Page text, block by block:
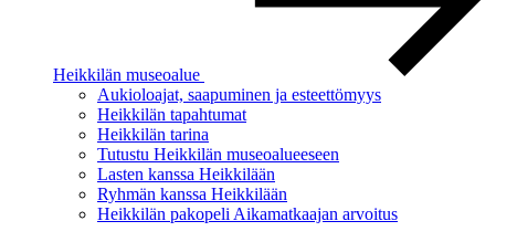
Heikkilän museoalue
Aukioloajat, saapuminen ja esteettömyys
Heikkilän tapahtumat
Heikkilän tarina
Tutustu Heikkilän museoalueeseen
Lasten kanssa Heikkilään
Ryhmän kanssa Heikkilään
Heikkilän pakopeli Aikamatkaajan arvoitus